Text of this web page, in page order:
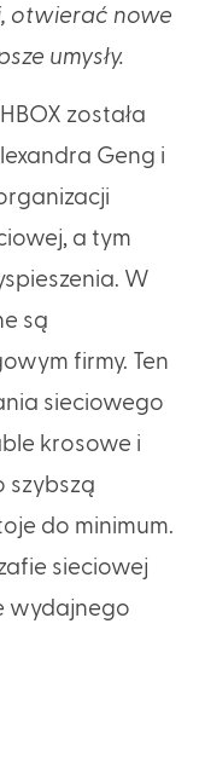
otwierać nowe
umysły.
została
Geng i
a tym
W
są
firmy. Ten
sieciowego
krosowe i
szybszą
do minimum.
sieciowej
wydajnego